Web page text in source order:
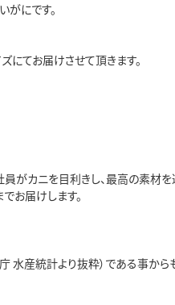
にです。
にてお届けさせて頂きます。
がカニを目利きし、最高の素材を
お届けします。
水産統計より抜粋）である事か